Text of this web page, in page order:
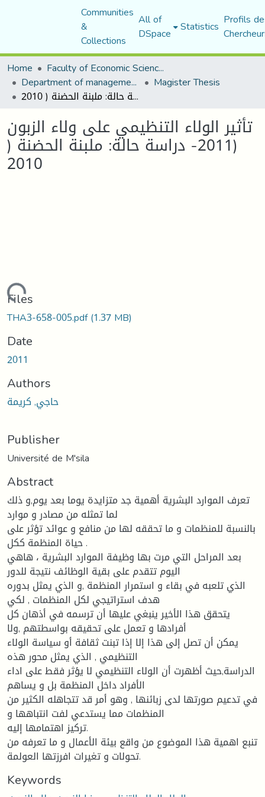
Communities
&
Collections
All of
DSpace Statistics Profils
Home
Faculty of Economic Sciences, Commerce and Management Sciences
Department of management sciences Magister Thesis
تأثير الولاء التنظيمي على ولاء الزبون (2011- دراسة حالة: ملبنة الحضنة ( 2010
تأثير الولاء التنظيمي على ولاء الزبون
(2011- دراسة حالة: ملبنة الحضنة (
2010
Files
THA3-658-005.pdf(1.37 MB)
Date
2011
Authors
حاجي, كریمة
Publisher
Université de M'sila
Abstract
تعرف الموارد البشرية أهمية جد متزايدة يوما بعد يوم,و ذلك
لما تمثله من مصادر و موارد
بالنسبة للمنظمات و ما تحققه لها من منافع و عوائد تؤثر على
حياة المنظمة ككل .
بعد المراحل التي مرت بها وظيفة الموارد البشرية ، هاهي
اليوم تتقدم على بقية الوظائف نتيجة للدور
الذي تلعبه في بقاء و استمرار المنظمة ,و الذي يمثل بدوره
هدف استراتيجي لكل المنظمات , لكي
يتحقق هذا الأخير ينبغي عليها أن ترسمه في أذهان كل
أفرادها و تعمل على تحقيقه بواسطتهم ,ولا
يمكن أن تصل إلى هذا إلا إذا تبنت ثقافة أو سياسة الولاء
التنظيمي , الذي يمثل محور هذه
الدراسة,حيث أظهرت أن الولاء التنظيمي لا يؤثر فقط على اداء
الأفراد داخل المنظمة بل و يساهم
في تدعيم صورتها لدى زبائنها , وهو أمر قد تتجاهله الكثير من
المنظمات مما يستدعي لفت انتباهها و
تركيز اهتمامها إليه.
تنبع اهمية هذا الموضوع من واقع بيئة الأعمال و ما تعرفه من
تحولات و تغيرات افرزتها العولمة.
Keywords